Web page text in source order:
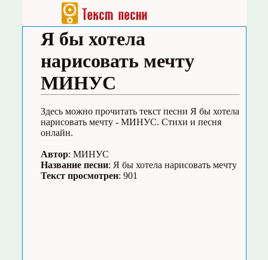
Я бы хотела
нарисовать мечту
МИНУС
Здесь можно прочитать текст песни Я бы хотела
нарисовать мечту - МИНУС. Стихи и песня
онлайн.
Автор: МИНУС
Название песни: Я бы хотела нарисовать мечту
Текст просмотрен: 901